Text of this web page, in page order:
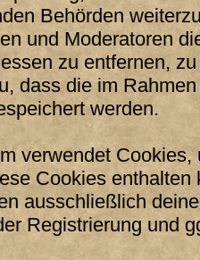
Behörden
und Moderatoren
zu entfernen,
dass die im
werden.
verwendet
Cookies
ausschließlich
Registrierung und